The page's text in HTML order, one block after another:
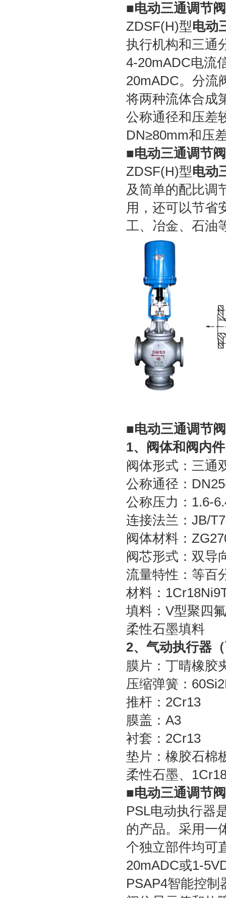
■电动三通调节阀
ZDSF(H)型电动
执行机构和三通
4-20mADC电流
20mADC。分流
将两种流体合成
公称通径和压差
DN≥80mm和压
■电动三通调节阀
ZDSF(H)型电动
及简单的配比调
用，还可以节省
工、冶金、石油
■电动三通调节
1、阀体和阀内件
阀体形式：三通
公称通径：
公称压力：1.6-
连接法兰：JB/
阀体材料：
阀芯形式：双导
流量特性：等百
材料：
填料：V型聚四
柔性石墨填料
2、气动执行器
膜片：丁晴橡胶
压缩弹簧：
推杆：2Cr13
膜盖：A3
衬套：2Cr13
垫片：橡胶石棉
柔性石墨、
■电动三通调节阀
PSL电动执行器
的产品。采用一
个独立部件均可
20mADC或1-
PSAP4智能控